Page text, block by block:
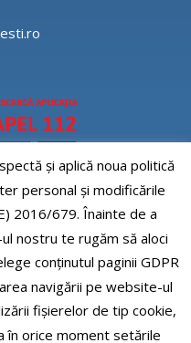
Prahova
și aplică noua politică
personal și modificările
2016/679. Înainte de a
nostru te rugăm să aloci
conținutul paginii GDPR
navigării pe website-ul
fişierelor de tip cookie,
în orice moment setările